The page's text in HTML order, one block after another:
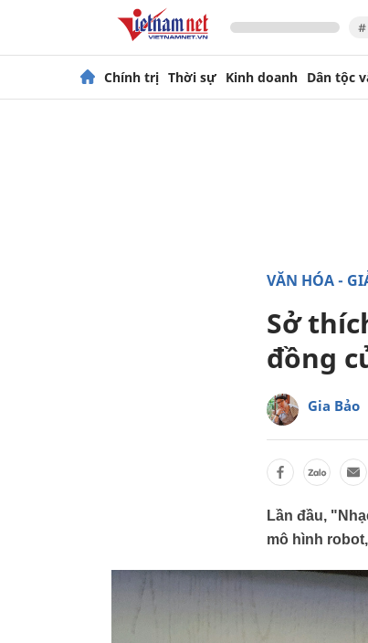
#
Chính trị Thời sự Kinh doanh Dân tộc
VĂN HÓA -
Sở
đồng
Gia Bảo
Lần đầu,
mô hình